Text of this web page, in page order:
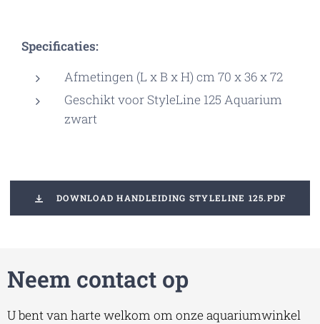
Specificaties:
Afmetingen (L x B x H) cm 70 x 36 x 72
Geschikt voor StyleLine 125 Aquarium
zwart
DOWNLOAD HANDLEIDING STYLELINE 125.PDF
Neem contact op
U bent van harte welkom om onze aquariumwinkel